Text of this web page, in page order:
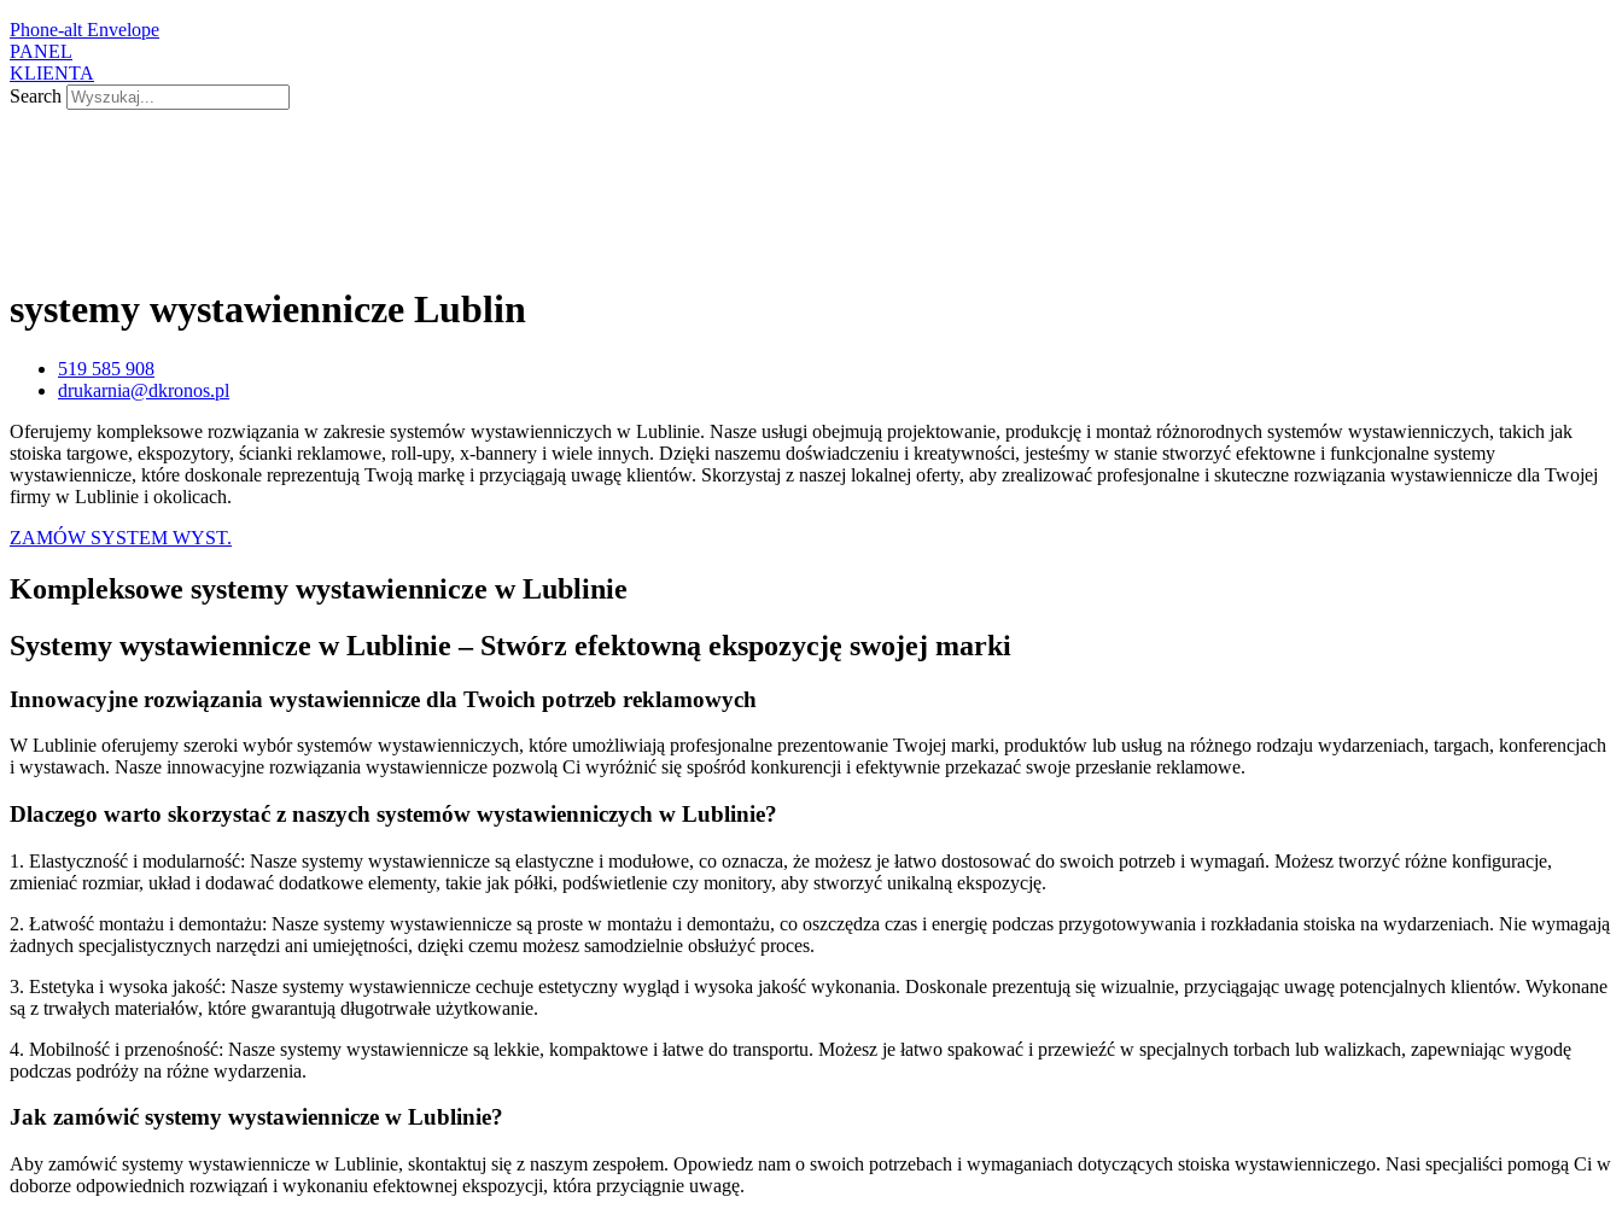
Phone-alt Envelope
PANEL
KLIENTA
Search
systemy wystawiennicze Lublin
519 585 908
drukarnia@dkronos.pl
Oferujemy kompleksowe rozwiązania w zakresie systemów wystawienniczych w Lublinie. Nasze usługi obejmują projektowanie, produkcję i montaż różnorodnych systemów wystawienniczych, takich jak
stoiska targowe, ekspozytory, ścianki reklamowe, roll-upy, x-bannery i wiele innych. Dzięki naszemu doświadczeniu i kreatywności, jesteśmy w stanie stworzyć efektowne i funkcjonalne systemy
wystawiennicze, które doskonale reprezentują Twoją markę i przyciągają uwagę klientów. Skorzystaj z naszej lokalnej oferty, aby zrealizować profesjonalne i skuteczne rozwiązania wystawiennicze dla Twojej
firmy w Lublinie i okolicach.
ZAMÓW SYSTEM WYST.
Kompleksowe systemy wystawiennicze w Lublinie
Systemy wystawiennicze w Lublinie – Stwórz efektowną ekspozycję swojej marki
Innowacyjne rozwiązania wystawiennicze dla Twoich potrzeb reklamowych
W Lublinie oferujemy szeroki wybór systemów wystawienniczych, które umożliwiają profesjonalne prezentowanie Twojej marki, produktów lub usług na różnego rodzaju wydarzeniach, targach, konferencjach
i wystawach. Nasze innowacyjne rozwiązania wystawiennicze pozwolą Ci wyróżnić się spośród konkurencji i efektywnie przekazać swoje przesłanie reklamowe.
Dlaczego warto skorzystać z naszych systemów wystawienniczych w Lublinie?
1. Elastyczność i modularność: Nasze systemy wystawiennicze są elastyczne i modułowe, co oznacza, że możesz je łatwo dostosować do swoich potrzeb i wymagań. Możesz tworzyć różne konfiguracje,
zmieniać rozmiar, układ i dodawać dodatkowe elementy, takie jak półki, podświetlenie czy monitory, aby stworzyć unikalną ekspozycję.
2. Łatwość montażu i demontażu: Nasze systemy wystawiennicze są proste w montażu i demontażu, co oszczędza czas i energię podczas przygotowywania i rozkładania stoiska na wydarzeniach. Nie wymagają
żadnych specjalistycznych narzędzi ani umiejętności, dzięki czemu możesz samodzielnie obsłużyć proces.
3. Estetyka i wysoka jakość: Nasze systemy wystawiennicze cechuje estetyczny wygląd i wysoka jakość wykonania. Doskonale prezentują się wizualnie, przyciągając uwagę potencjalnych klientów. Wykonane
są z trwałych materiałów, które gwarantują długotrwałe użytkowanie.
4. Mobilność i przenośność: Nasze systemy wystawiennicze są lekkie, kompaktowe i łatwe do transportu. Możesz je łatwo spakować i przewieźć w specjalnych torbach lub walizkach, zapewniając wygodę
podczas podróży na różne wydarzenia.
Jak zamówić systemy wystawiennicze w Lublinie?
Aby zamówić systemy wystawiennicze w Lublinie, skontaktuj się z naszym zespołem. Opowiedz nam o swoich potrzebach i wymaganiach dotyczących stoiska wystawienniczego. Nasi specjaliści pomogą Ci w
doborze odpowiednich rozwiązań i wykonaniu efektownej ekspozycji, która przyciągnie uwagę.